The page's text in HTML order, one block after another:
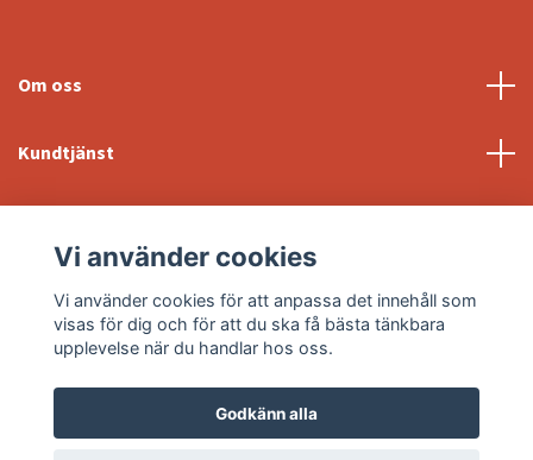
Om oss
Kundtjänst
Sociala medier
Vi använder cookies
Vi använder cookies för att anpassa det innehåll som
visas för dig och för att du ska få bästa tänkbara
upplevelse när du handlar hos oss.
Godkänn alla